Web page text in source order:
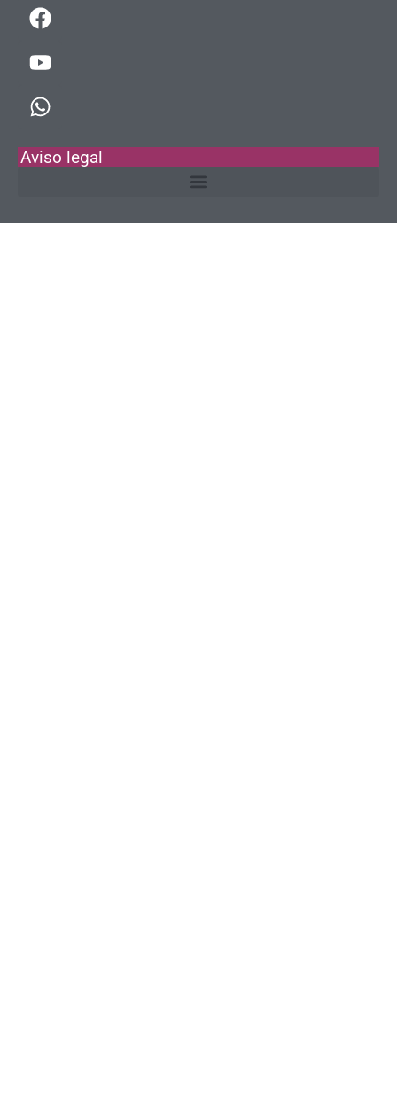
Aviso legal